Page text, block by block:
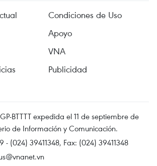
Condiciones de Uso
Apoyo
VNA
Publicidad
BTTTT expedida el 11 de septiembre de
de Información y Comunicación.
- (024) 39411348, Fax: (024) 39411348